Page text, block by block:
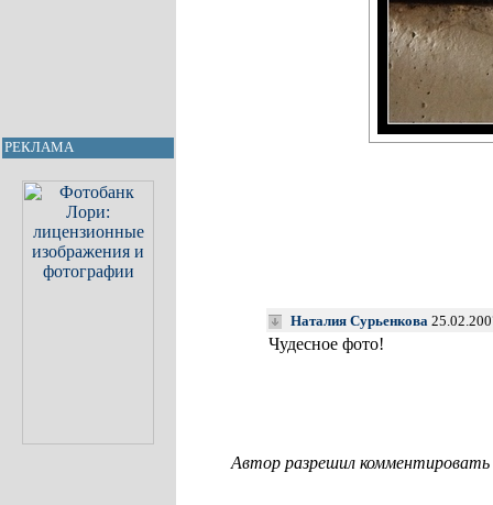
РЕКЛАМА
Наталия Сурьенкова
Чудесное фото!
Автор разрешил